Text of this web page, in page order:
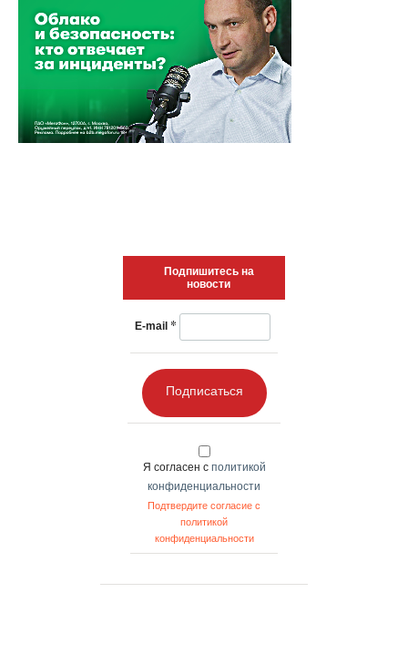
Подпишитесь на
новости
E-mail *
Подписаться
Я согласен с политикой
конфиденциальности
Подтвердите согласие с
политикой
конфиденциальности